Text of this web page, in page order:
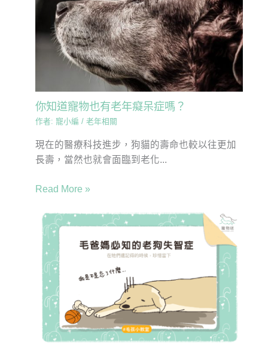
你知道寵物也有老年癡呆症嗎？
作者: 寵小編 / 老年相關
現在的醫療科技進步，狗貓的壽命也較以往更加
長壽，當然也就會面臨到老化...
Read More »